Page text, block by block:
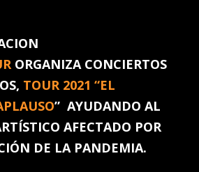
ORGANIZA CONCIERTOS
TOUR 2021 “EL
” AYUDANDO AL
AFECTADO POR
DE LA PANDEMIA.